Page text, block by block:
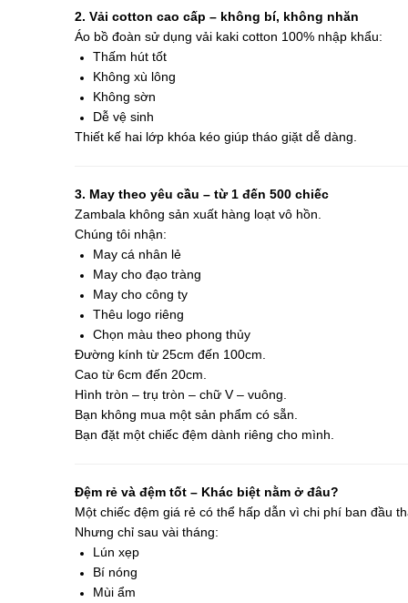
2. Vải cotton cao cấp – không bí, không nhăn
Áo bồ đoàn sử dụng vải kaki cotton 100% nhập khẩu:
Thấm hút tốt
Không xù lông
Không sờn
Dễ vệ sinh
Thiết kế hai lớp khóa kéo giúp tháo giặt dễ dàng.
3. May theo yêu cầu – từ 1 đến 500 chiếc
Zambala không sản xuất hàng loạt vô hồn.
Chúng tôi nhận:
May cá nhân lẻ
May cho đạo tràng
May cho công ty
Thêu logo riêng
Chọn màu theo phong thủy
Đường kính từ 25cm đến 100cm.
Cao từ 6cm đến 20cm.
Hình tròn – trụ tròn – chữ V – vuông.
Bạn không mua một sản phẩm có sẵn.
Bạn đặt một chiếc đệm dành riêng cho mình.
Đệm rẻ và đệm tốt – Khác biệt nằm ở đâu?
Một chiếc đệm giá rẻ có thể hấp dẫn vì chi phí ban đầu
Nhưng chỉ sau vài tháng:
Lún xẹp
Bí nóng
Mùi ẩm